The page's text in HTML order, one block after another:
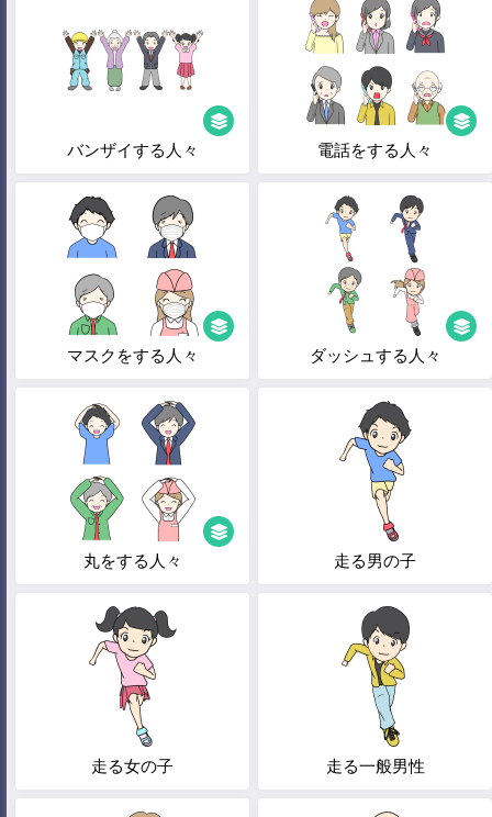
バンザイする人々 電話をする人々
マスクをする人々 ダッシュする人々
丸をする人々 走る男の子
走る女の子 走る一般男性